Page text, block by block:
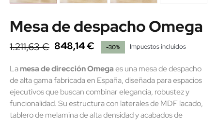
Mesa de despacho Omega
1.211,63 € 848,14 € -30% Impuestos incluidos
Lamesa de dirección Omegaes una mesa de despacho
de alta gama fabricada en España, diseñada para espacios
ejecutivos que buscan combinar elegancia, robustez y
funcionalidad. Su estructura con laterales de MDF lacado,
tablero de melamina de alta densidad y acabados de